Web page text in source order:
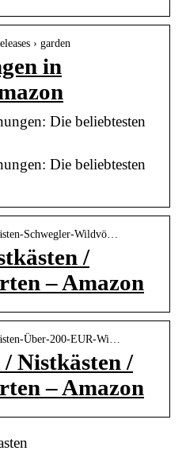
› garden
in
Die beliebtesten
Die beliebtesten
Schwegler-Wildvö…
/
– Amazon
Über-200-EUR-Wi…
Nistkästen /
– Amazon